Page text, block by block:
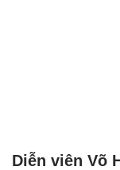
Diễn viên Võ